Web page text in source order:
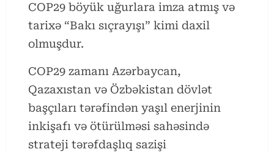
COP29 böyük uğurlara imza atmış və
tarixə “Bakı sıçrayışı” kimi daxil
olmuşdur.
COP29 zamanı Azərbaycan,
Qazaxıstan və Özbəkistan dövlət
başçıları tərəfindən yaşıl enerjinin
inkişafı və ötürülməsi sahəsində
strateji tərəfdaşlıq sazişi